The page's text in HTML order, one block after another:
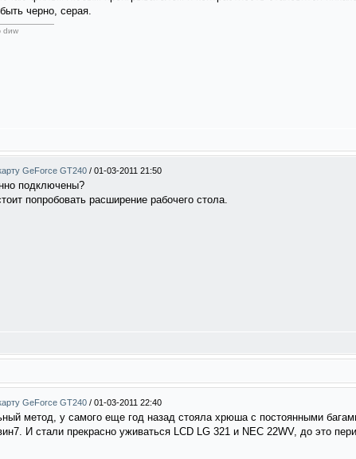
черно, серая.
dиw
GeForce GT240 / 01-03-2011 21:50
подключены?
попробовать расширение рабочего стола.
GeForce GT240 / 01-03-2011 22:40
метод, у самого еще год назад стояла хрюша с постоянными
И стали прекрасно уживаться LCD LG 321 и NEC 22WV, до это